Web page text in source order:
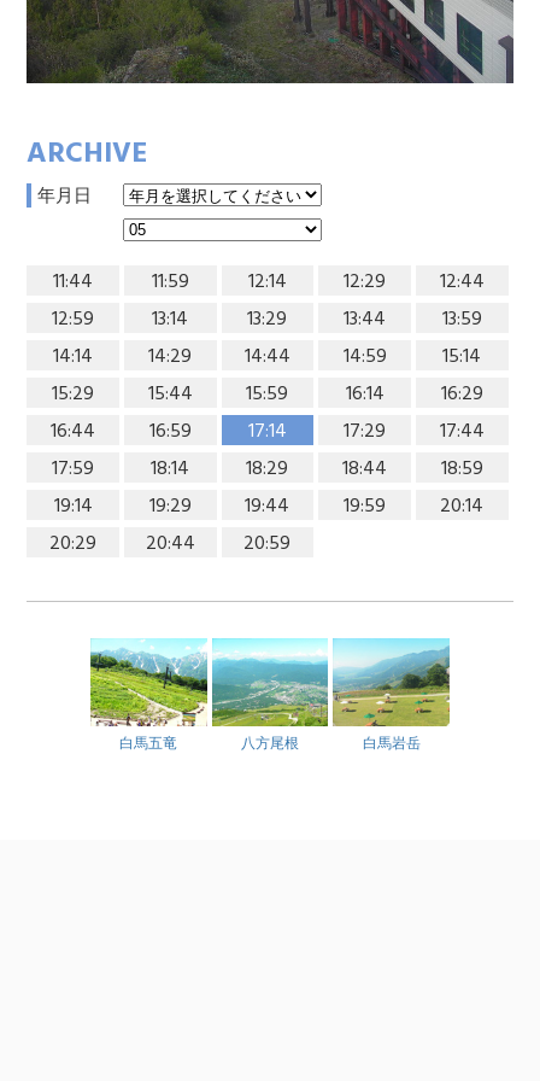
ARCHIVE
年月日
11:44 11:59 12:14 12:29
12:44
12:59
13:14 13:29 13:44
13:59
14:14
14:29 14:44 14:59
15:14
15:29
15:44 15:59 16:14
16:29
16:44
16:59 17:14 17:29
17:44
17:59
18:14 18:29 18:44
18:59
19:14
19:29 19:44 19:59
20:14
20:29
20:44 20:59
白馬五竜 八方尾根 白馬岩岳